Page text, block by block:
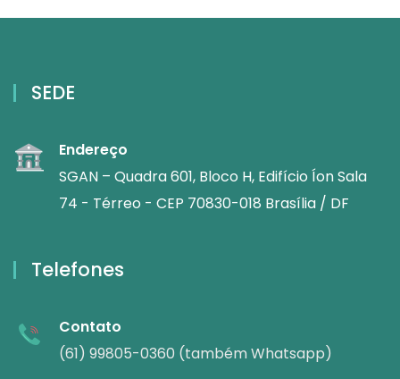
SEDE
Endereço
SGAN – Quadra 601, Bloco H, Edifício Íon Sala
74 - Térreo - CEP 70830-018 Brasília / DF
Telefones
Contato
(61) 99805-0360 (também Whatsapp)